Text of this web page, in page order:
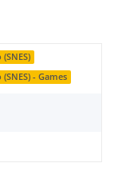
- Games